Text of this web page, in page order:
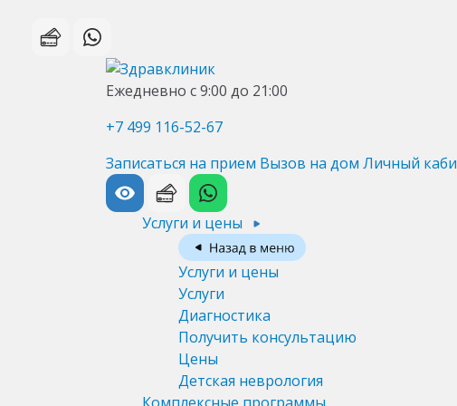
Ежедневно с 9:00 до 21:00
+7 499 116-52-67
Записаться на прием Вызов на дом Личный
Услуги и цены
Услуги и цены
Услуги
Диагностика
Получить консультацию
Цены
Детская неврология